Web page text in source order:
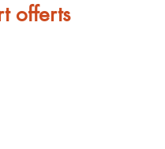
offerts